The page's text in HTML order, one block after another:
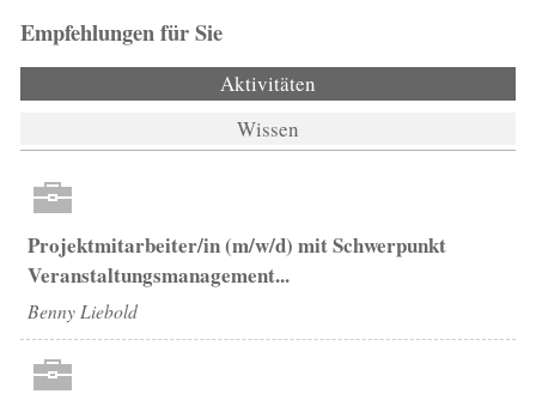
Empfehlungen für Sie
Aktivitäten
Wissen
Projektmitarbeiter/in (m/w/d) mit Schwerpunkt
Veranstaltungsmanagement...
Benny Liebold